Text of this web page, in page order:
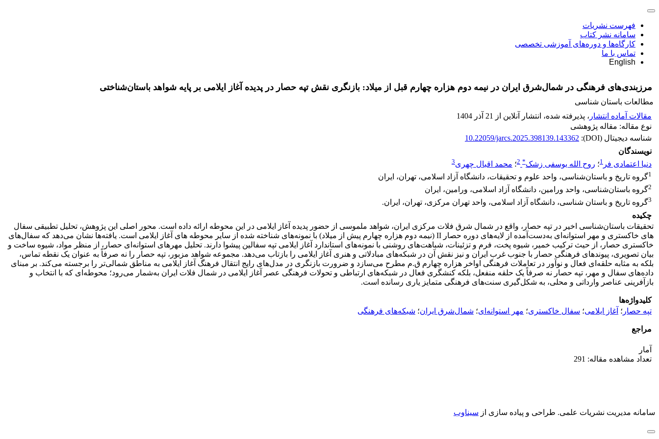
فهرست نشریات
سامانه نشر کتاب
کارگاه‌ها و دوره‌های آموزشی تخصصی
تماس با ما
English
مرزبندی‌های فرهنگی در شمال‌شرق ایران در نیمه دوم هزاره چهارم قبل از میلاد: بازنگری نقش تپه حصار در پدیده آغاز ایلامی بر پایه شواهد باستان‌شناختی
مطالعات باستان شناسی
مقالات آماده انتشار ، پذیرفته شده، انتشار آنلاین از 21 آذر 1404
نوع مقاله: مقاله پژوهشی
شناسه دیجیتال (DOI):
10.22059/jarcs.2025.398139.143362
نویسندگان
دنیا اعتمادی فر 1؛ روح الله یوسفی زشک*
2؛ محمد اقبال چهری3
1گروه تاریخ و باستان‌شناسی، واحد علوم و تحقیقات، دانشگاه آزاد اسلامی، تهران، ایران
2گروه باستان‌شناسی، واحد ورامین، دانشگاه آزاد اسلامی، ورامین، ایران
3گروه تاریخ و باستان شناسی، دانشگاه آزاد اسلامی، واحد تهران مرکزی، تهران، ایران.
چکیده
تحقیقات باستان‌شناسی اخیر در تپه حصار، واقع در شمال شرق فلات مرکزی ایران، شواهد ملموسی از حضور پدیده آغاز ایلامی در این محوطه ارائه داده است. محور اصلی این پژوهش، تحلیل تطبیقی سفال
های خاکستری و مهر استوانه‌ای به‌دست‌آمده از لایه‌های دوره حصار II (نیمه دوم هزاره چهارم پیش از میلاد) با نمونه‌های شناخته شده از سایر محوطه های آغاز ایلامی است. یافته‌ها نشان می‌دهد که سفال‌های
خاکستری حصار، از حیث ترکیب خمیر، شیوه پخت، فرم و تزئینات، شباهت‌های روشنی با نمونه‌های استاندارد آغاز ایلامی تپه سفالین پیشوا دارند. تحلیل مهرهای استوانه‌ای حصار، از منظر مواد، شیوه ساخت و
بیان تصویری، پیوندهای فرهنگی حصار با جنوب غرب ایران و نیز نقش آن در شبکه‌های مبادلاتی و هنری آغاز ایلامی را بازتاب می‌دهد. مجموعه شواهد مزبور، تپه حصار را نه صرفاً به عنوان یک نقطه تماس‌،
بلکه به مثابه حلقه‌ای فعال و نوآور در تعاملات فرهنگی اواخر هزاره چهارم ق.م مطرح می‌سازد و ضرورت بازنگری در مدل‌های رایج انتقال فرهنگ آغاز ایلامی به مناطق شمالی‌تر را برجسته می‌کند. بر مبنای
داده‌های سفال و مهر، تپه حصار نه صرفاً یک حلقه منفعل، بلکه کنشگری فعال در شبکه‌های ارتباطی و تحولات فرهنگی عصر آغاز ایلامی در شمال فلات ایران به‌شمار می‌رود؛ محوطه‌ای که با انتخاب و
بازآفرینی عناصر وارداتی و محلی، به شکل‌گیری سنت‌های فرهنگی متمایز یاری رسانده است.
کلیدواژه‌ها
تپه حصار ؛ آغاز ایلامی؛ سفال خاکستری؛ مهر استوانه‌ای؛ شمال‌شرق ایران؛ شبکه‌های فرهنگی
مراجع
آمار
تعداد مشاهده مقاله: 291
سامانه مدیریت نشریات علمی. طراحی و پیاده سازی از سیناوب